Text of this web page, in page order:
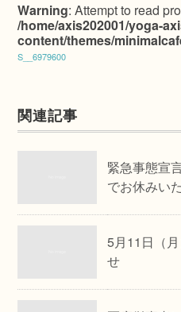
Warning: Attempt to read
/home/axis202001/yoga-
content/themes/
S__6979600
関連記事
緊急事態宣
でお休みい
5月11日（
せ